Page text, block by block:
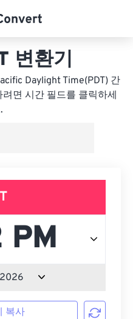
변환기
Daylight Time(PDT) 간
면 시간 필드를 클릭하세
복사